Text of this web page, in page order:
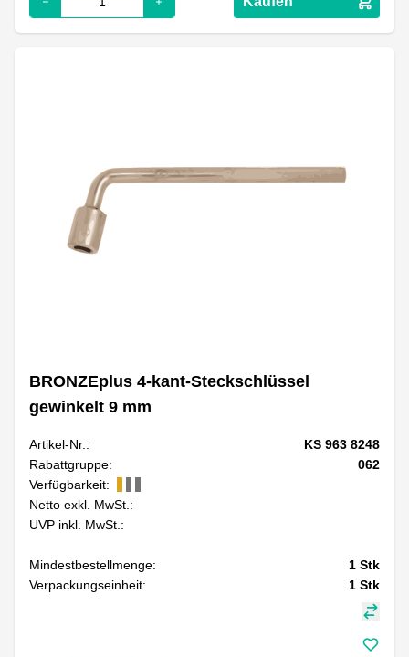
BRONZEplus 4-kant-Steckschlüssel
gewinkelt 9 mm
Artikel-Nr.:
KS 963 8248
Rabattgruppe:
062
Verfügbarkeit:
Netto exkl. MwSt.:
UVP inkl. MwSt.:
Mindestbestellmenge: 1 Stk
Verpackungseinheit:
1 Stk